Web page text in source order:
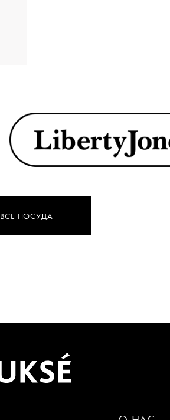
ВСЕ ПОСУДА